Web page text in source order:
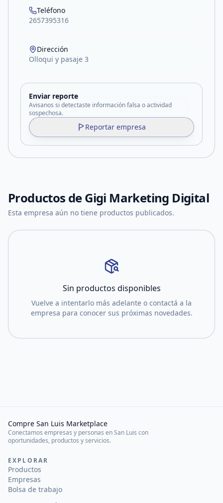
Teléfono
2657395316
Dirección
Olloqui y pasaje 3
Enviar reporte
Avisanos si detectaste información falsa o actividad
sospechosa.
Reportar empresa
Productos deGigi Marketing Digital
Esta empresa aún no tiene productos publicados.
Sin productos disponibles
Vuelve a intentarlo más adelante o contactá a la
empresa para conocer sus próximas novedades.
Compre San Luis Marketplace
Conectamos empresas y personas en San Luis con
oportunidades, productos y servicios.
EXPLORAR
Productos
Empresas
Bolsa de trabajo